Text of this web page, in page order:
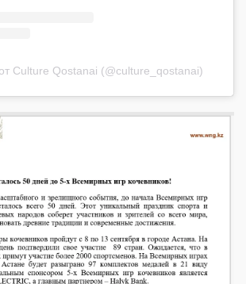
Culture Qostanai (@culture_qostanai)